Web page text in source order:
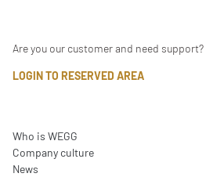
Are you our customer and need support?
LOGIN TO RESERVED AREA
Who is WEGG
Company culture
News